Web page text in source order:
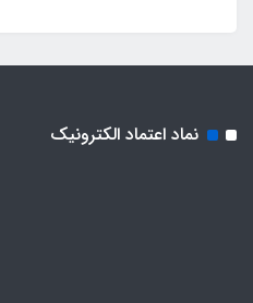
نماد اعتماد الکترونیک